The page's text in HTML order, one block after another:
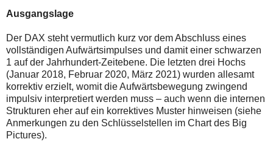
Verstösse
die
Netiquette
oder
ein
Missbrauch
der
Kommentarfunktion
sein.
Bitte
überprüfen
Sie
Ihre
sind
Post
auch
auf
der
Plattform
wallstreet-
online.de
verfügbar.
Ausgangslage
Der DAX steht vermutlich kurz vor dem Abschluss eines
vollständigen Aufwärtsimpulses und damit einer schwarzen
1 auf der Jahrhundert-Zeitebene. Die letzten drei Hochs
(Januar 2018, Februar 2020, März 2021) wurden allesamt
korrektiv erzielt, womit die Aufwärtsbewegung zwingend
impulsiv interpretiert werden muss – auch wenn die internen
Strukturen eher auf ein korrektives Muster hinweisen (siehe
Anmerkungen zu den Schlüsselstellen im Chart des Big
Pictures).